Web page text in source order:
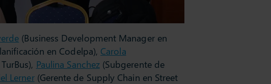
(Business Development Manager en
en Codelpa), Carola
Paulina Sanchez(Subgerente de
Lerner(Gerente de Supply Chain en Street